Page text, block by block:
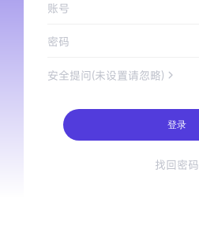
账号
密码
安全提问(未设置请忽略)
登录
找回密码